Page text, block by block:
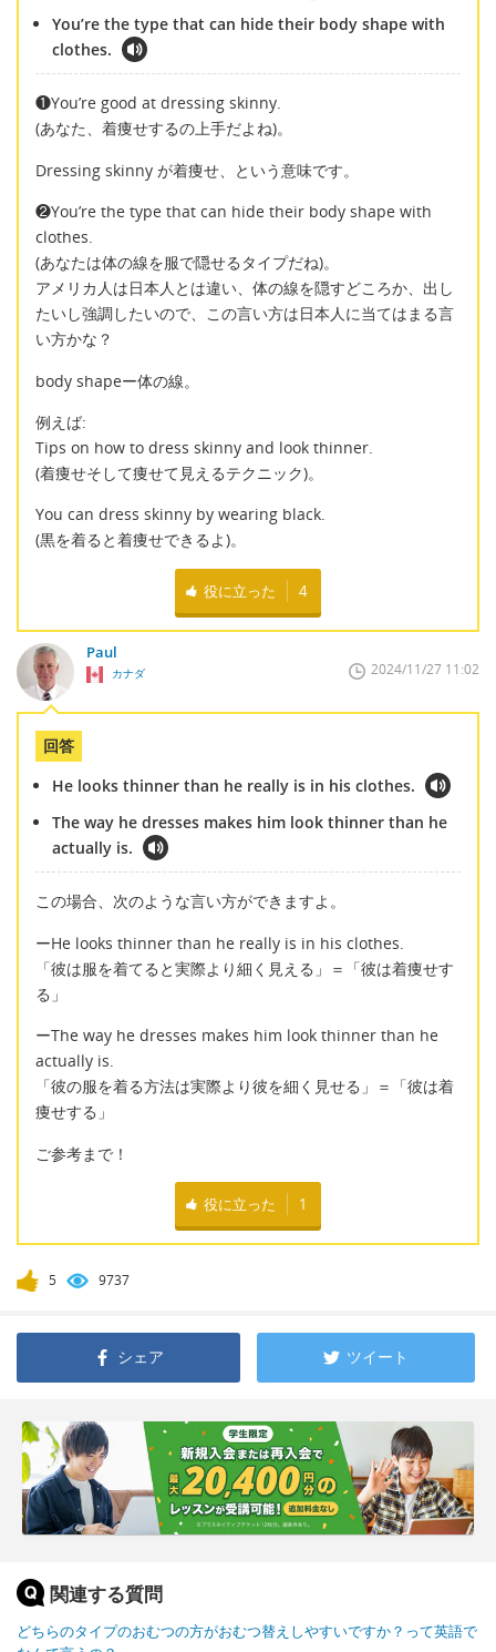
You’re the type that can hide their body shape with
clothes.
❶You’re good at dressing skinny.
(あなた、着痩せするの上手だよね)。
Dressing skinny が着痩せ、という意味です。
❷You’re the type that can hide their body shape with
clothes.
(あなたは体の線を服で隠せるタイプだね)。
アメリカ人は日本人とは違い、体の線を隠すどころか、出し
たいし強調したいので、この言い方は日本人に当てはまる言
い方かな？
body shapeー体の線。
例えば:
Tips on how to dress skinny and look thinner.
(着痩せそして痩せて見えるテクニック)。
You can dress skinny by wearing black.
(黒を着ると着痩せできるよ)。
役に立った 4
Paul
カナダ 2024/11/27 11:02
回答
He looks thinner than he really is in his clothes.
The way he dresses makes him look thinner than he
actually is.
この場合、次のような言い方ができますよ。
ーHe looks thinner than he really is in his clothes.
「彼は服を着てると実際より細く見える」＝「彼は着痩せす
る」
ーThe way he dresses makes him look thinner than he
actually is.
「彼の服を着る方法は実際より彼を細く見せる」＝「彼は着
痩せする」
ご参考まで！
役に立った 1
5 9737
シェア ツイート
関連する質問
どちらのタイプのおむつの方がおむつ替えしやすいですか？って英語で